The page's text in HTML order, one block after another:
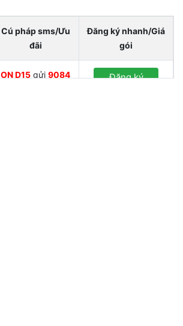
Cú pháp sms/Ưu
đãi
Đăng ký nhanh/Giá
gói
ON D15 gửi 9084 Đăng ký